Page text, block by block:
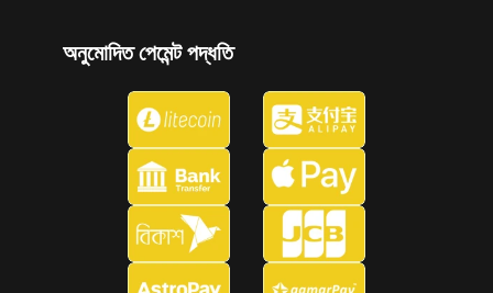
অনুমোদিত পেমেন্ট পদ্ধতি